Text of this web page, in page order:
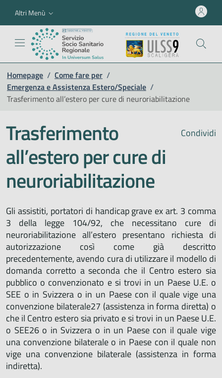
Altri Menù
Homepage / Come fare per /
Emergenza e Assistenza Estero/Speciale /
Trasferimento all’estero per cure di neuroriabilitazione
Condividi
Trasferimento
all’estero per cure di
neuroriabilitazione
Gli assistiti, portatori di handicap grave ex art. 3 comma
3 della legge 104/92, che necessitano cure di
neuroriabilitazione all’estero presentano richiesta di
autorizzazione così come già descritto
precedentemente, avendo cura di utilizzare il modello di
domanda corretto a seconda che il Centro estero sia
pubblico o convenzionato e si trovi in un Paese U.E. o
SEE o in Svizzera o in un Paese con il quale vige una
convenzione bilaterale27 (assistenza in forma diretta) o
che il Centro estero sia privato e si trovi in un Paese U.E.
o SEE26 o in Svizzera o in un Paese con il quale vige
una convenzione bilaterale o in Paese con il quale non
vige una convenzione bilaterale (assistenza in forma
indiretta).